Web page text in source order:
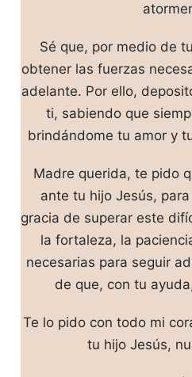
Sé que, por medio de
obtener las fuerzas
adelante. Por ello,
ti, sabiendo que
brindándome tu amor y
Madre querida, te pido
ante tu hijo Jesús,
gracia de superar este
la fortaleza, la
necesarias para seguir
de que, con tu
Te lo pido con todo mi
tu hijo Jesús,